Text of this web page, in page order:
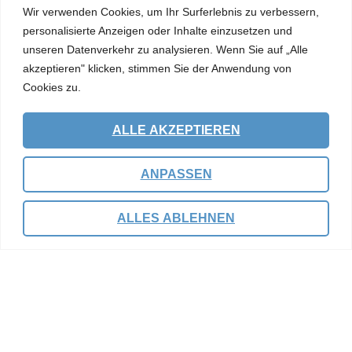
Wir verwenden Cookies, um Ihr Surferlebnis zu verbessern,
personalisierte Anzeigen oder Inhalte einzusetzen und
unseren Datenverkehr zu analysieren. Wenn Sie auf „Alle
akzeptieren" klicken, stimmen Sie der Anwendung von
Cookies zu.
ANPASSEN
ALLES ABLEHNEN
ALLE AKZEPTIEREN
redet, er offenbart sich, er schafft und erhält die Welt,
er sendet seine Propheten und zum Höhepunkt
seinen eigenen Sohn Jesus Christus. Inspiriert durch
sein ganzheitliches Wirken (Verkündigung,
MEHR LESEN
WERDE TEIL VON MISSION